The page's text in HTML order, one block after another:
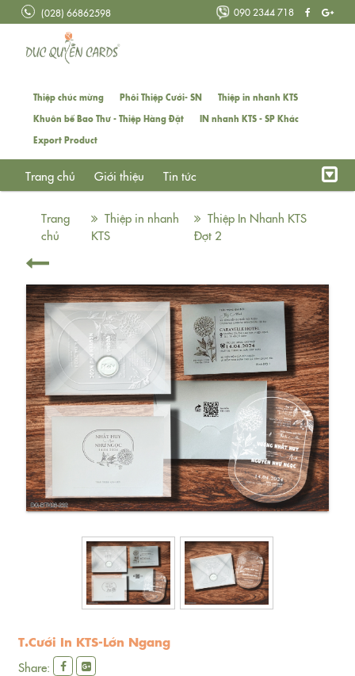
(028) 66862598 090 2344 718
Thiệp chúc mừng Phôi Thiệp Cưới- SN
Thiệp in nhanh KTS
Khuôn bế Bao Thư - Thiệp Hàng Đặt
IN nhanh KTS - SP Khác
Export Product
Trang chủ Giới thiệu Tin tức
Trang
chủ
Thiệp in nhanh
KTS
Thiệp In Nhanh KTS
Đợt 2
T.Cưới In KTS-Lớn Ngang
Share: